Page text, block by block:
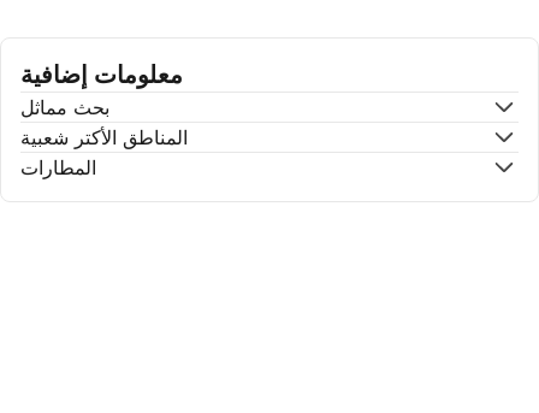
معلومات إضافية
بحث مماثل
المناطق الأكتر شعبية
المطارات